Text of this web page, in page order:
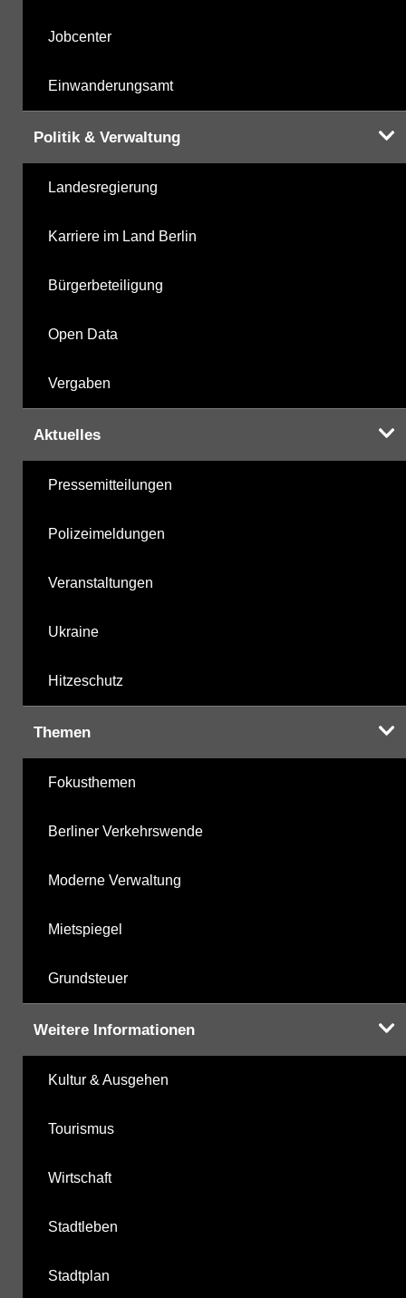
Jobcenter
Einwanderungsamt
Politik & Verwaltung
Landesregierung
Karriere im Land Berlin
Bürgerbeteiligung
Open Data
Vergaben
Aktuelles
Pressemitteilungen
Polizeimeldungen
Veranstaltungen
Ukraine
Hitzeschutz
Themen
Fokusthemen
Berliner Verkehrswende
Moderne Verwaltung
Mietspiegel
Grundsteuer
Weitere Informationen
Kultur & Ausgehen
Tourismus
Wirtschaft
Stadtleben
Stadtplan